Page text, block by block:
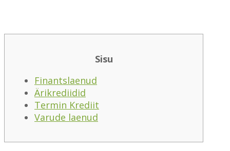
Sisu
Finantslaenud
Ärikrediidid
Termin Krediit
Varude laenud